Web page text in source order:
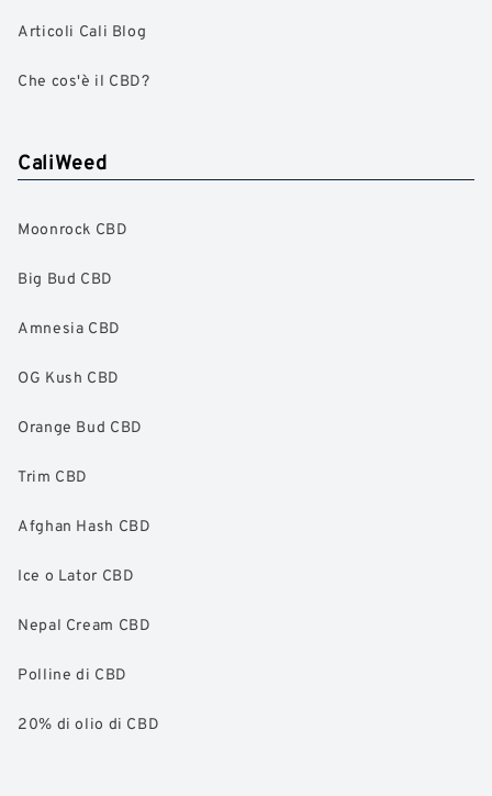
Articoli Cali Blog
Che cos'è il CBD?
CaliWeed
Moonrock CBD
Big Bud CBD
Amnesia CBD
OG Kush CBD
Orange Bud CBD
Trim CBD
Afghan Hash CBD
Ice o Lator CBD
Nepal Cream CBD
Polline di CBD
20% di olio di CBD